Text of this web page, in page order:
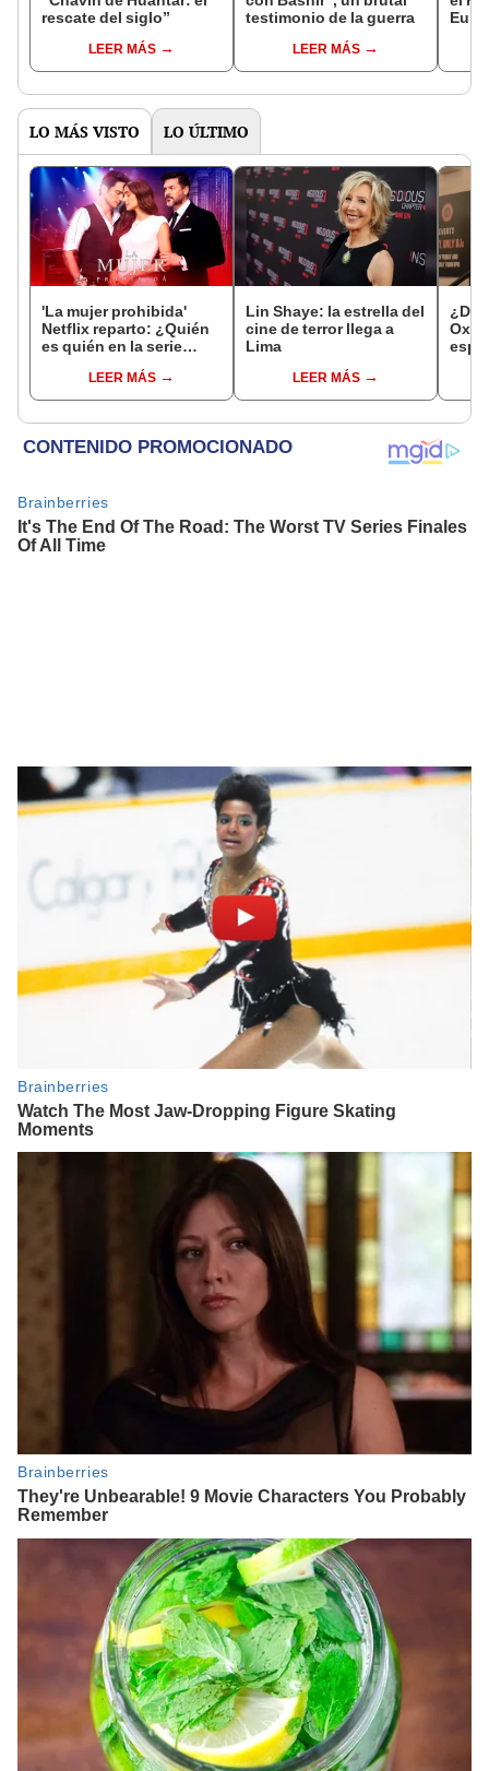
rescate del siglo”
LEER MÁS
testimonio de la guerra
LEER MÁS
LO MÁS VISTO LO ÚLTIMO
'La mujer prohibida'
Netflix reparto: ¿Quién
es quién en la serie
protagonizada por
Valerie Domínguez?
LEER MÁS
Lin Shaye: la estrella del
cine de terror llega a
Lima
LEER MÁS